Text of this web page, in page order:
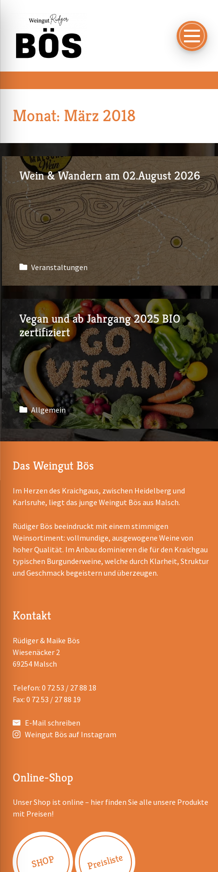
Monat: März 2018
Wein & Wandern am 02.August 2026
Veranstaltungen
Vegan und ab Jahrgang 2025 BIO
zertifiziert
Allgemein
Das Weingut Bös
Im Herzen des Kraichgaus, zwischen Heidelberg und
Karlsruhe, liegt das junge Weingut Bös aus Malsch.
Rüdiger Bös beeindruckt mit einem stimmigen
Weinsortiment: vollmundige, ausgewogene Weine von
hoher Qualität. Im Anbau dominieren die für den Kraichgau
typischen Burgunderweine, welche durch Klarheit, Struktur
und Geschmack begeistern und überzeugen.
Kontakt
Rüdiger & Maike Bös
Wiesenäcker 2
69254 Malsch
Telefon: 0 72 53 / 27 88 18
Fax: 0 72 53 / 27 88 19
E-Mail schreiben
Weingut Bös auf Instagram
Online-Shop
Unser Shop ist online – hier finden Sie alle unsere Produkte
mit Preisen!
SHOP Preisliste